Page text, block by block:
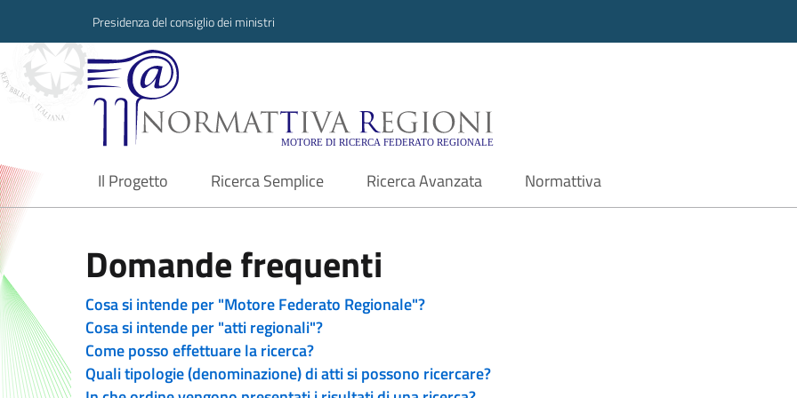
Presidenza del consiglio dei ministri
Normattiva Regioni - Motore di ricerca
Il Progetto
current Ricerca Semplice Ricerca Avanzata Normattiva
Domande frequenti
Cosa si intende per "Motore Federato Regionale"?
Cosa si intende per "atti regionali"?
Come posso effettuare la ricerca?
Quali tipologie (denominazione) di atti si possono ricercare?